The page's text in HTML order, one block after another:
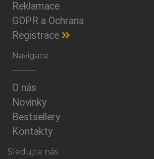
Reklamace
GDPR a Ochrana
Registrace
Navigace
O nás
Novinky
Bestsellery
Kontakty
Sledujte nás